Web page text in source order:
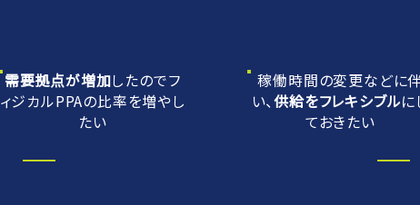
需要拠点が増加したのでフ
ィジカルPPAの比率を増やし
たい
稼働時間の変更などに
い、供給をフレキシブルに
ておきたい